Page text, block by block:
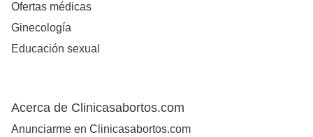
Ofertas médicas
Ginecología
Educación sexual
Acerca de Clinicasabortos.com
Anunciarme en Clinicasabortos.com